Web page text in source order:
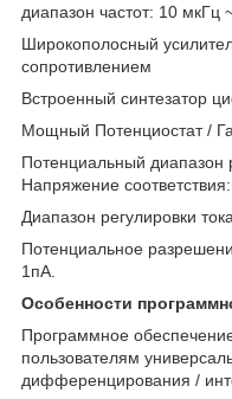
диапазон частот: 10 мкГц
Широкополосный
сопротивлением
Встроенный синтезатор
Мощный Потенциостат /
Потенциальный диапазон
Напряжение
Диапазон регулировки
Потенциальное
1пА.
Особенности
Программное
пользователям
дифференцирования /